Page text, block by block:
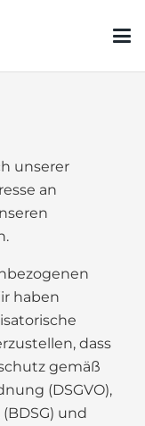
unserer
an
haben
dass
gemäß
(DSGVO),
und